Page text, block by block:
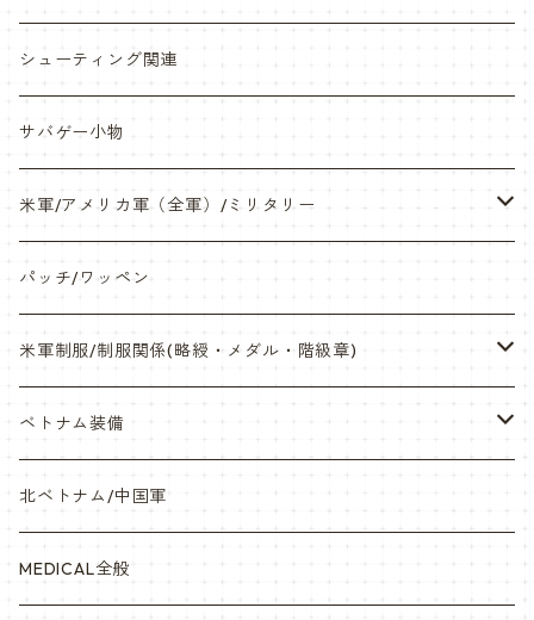
缶バッチ
帽子・Tシャツ・エプロン
ネックレス・アクセサリー・スマホケース
サンダル・Bag
サバゲー装備品・バッテリー
オリジナルパッチ
841マスク・BDUカスタム
赤ちゃん用
岡崎APS部
本体・BB弾・小物類
シューティング関連
サバゲー小物
米軍/アメリカ軍（全軍）/ミリタリー
海兵隊/USMC
陸軍/USARMY
空軍/USAF
海軍/USN
宇宙軍
パッチ/ワッペン
米軍制服/制服関係(略綬・メダル・階級章)
略綬・リボンバー・メダル等
ピンズ類 階級章(ランク)・資格章等
アメリカ軍制服
ベトナム装備
サムズミリタリ屋さん
セスラー中田商店さん
北ベトナム/中国軍
MEDICAL全般